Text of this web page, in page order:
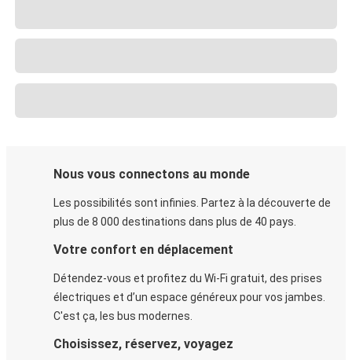
Nous vous connectons au monde
Les possibilités sont infinies. Partez à la découverte de
plus de 8 000 destinations dans plus de 40 pays.
Votre confort en déplacement
Détendez-vous et profitez du Wi-Fi gratuit, des prises
électriques et d’un espace généreux pour vos jambes.
C'est ça, les bus modernes.
Choisissez, réservez, voyagez